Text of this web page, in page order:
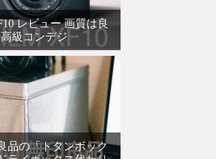
レビュー 画質は良
級コンデジ
品の「トタンボック